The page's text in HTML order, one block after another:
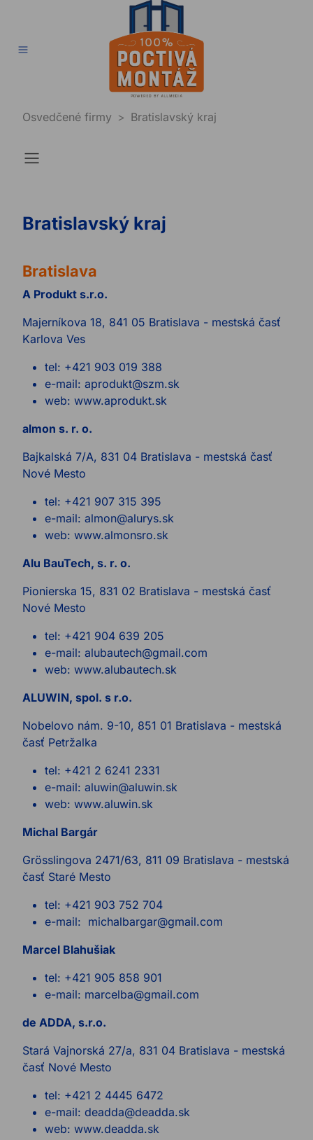
Osvedčené firmy Bratislavský kraj
Bratislavský kraj
Bratislava
A Produkt s.r.o.
Majerníkova 18, 841 05 Bratislava - mestská časť
Karlova Ves
tel: +421 903 019 388
e-mail: aprodukt@szm.sk
web: www.aprodukt.sk
almon s. r. o.
Bajkalská 7/A, 831 04 Bratislava - mestská časť
Nové Mesto
tel: +421 907 315 395
e-mail: almon@alurys.sk
web: www.almonsro.sk
Alu BauTech, s. r. o.
Pionierska 15, 831 02 Bratislava - mestská časť
Nové Mesto
tel: +421 904 639 205
e-mail: alubautech@gmail.com
web: www.alubautech.sk
ALUWIN, spol. s r.o.
Nobelovo nám. 9-10, 851 01 Bratislava - mestská
časť Petržalka
tel: +421 2 6241 2331
e-mail: aluwin@aluwin.sk
web: www.aluwin.sk
Michal Bargár
Grösslingova 2471/63, 811 09 Bratislava - mestská
časť Staré Mesto
tel: +421 903 752 704
e-mail: michalbargar@gmail.com
Marcel Blahušiak
tel: +421 905 858 901
e-mail: marcelba@gmail.com
de ADDA, s.r.o.
Stará Vajnorská 27/a, 831 04 Bratislava - mestská
časť Nové Mesto
tel: +421 2 4445 6472
e-mail: deadda@deadda.sk
web: www.deadda.sk